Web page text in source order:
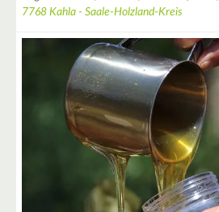
7768 Kahla - Saale-Holzland-Kreis
2